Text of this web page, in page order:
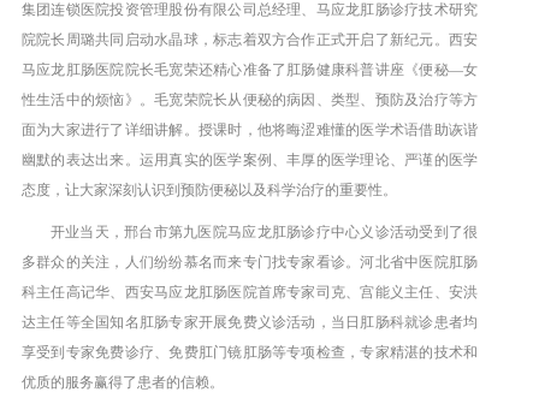
集团连锁医院投资管理股份有限公司总经理、马应龙肛肠诊疗技术研究
院院长周璐共同启动水晶球，标志着双方合作正式开启了新纪元。西安
马应龙肛肠医院院长毛宽荣还精心准备了肛肠健康科普讲座《便秘—女
性生活中的烦恼》。毛宽荣院长从便秘的病因、类型、预防及治疗等方
面为大家进行了详细讲解。授课时，他将晦涩难懂的医学术语借助诙谐
幽默的表达出来。运用真实的医学案例、丰厚的医学理论、严谨的医学
态度，让大家深刻认识到预防便秘以及科学治疗的重要性。
开业当天，邢台市第九医院马应龙肛肠诊疗中心义诊活动受到了很
多群众的关注，人们纷纷慕名而来专门找专家看诊。河北省中医院肛肠
科主任高记华、西安马应龙肛肠医院首席专家司克、宫能义主任、安洪
达主任等全国知名肛肠专家开展免费义诊活动，当日肛肠科就诊患者均
享受到专家免费诊疗、免费肛门镜肛肠等专项检查，专家精湛的技术和
优质的服务赢得了患者的信赖。